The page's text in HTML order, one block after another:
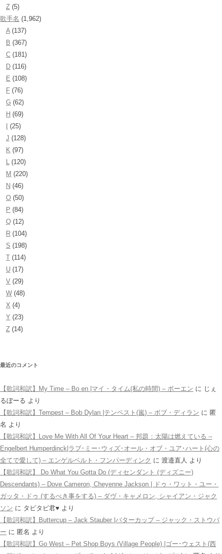
Z (5)
歌手名 (1,962)
A(137)
B (367)
C (181)
D (116)
E (108)
F (76)
G (62)
H (69)
(25)
J (128)
K (97)
L (120)
M (220)
N (46)
O (50)
P (84)
Q (12)
R (104)
S (198)
T (114)
U (17)
V (29)
W (48)
X (4)
Y (23)
Z (14)
最近のコメント
【歌詞和訳】My Time – Bo en |マイ・タイム(私の時間) – ボーエン に じぇ
るぼーる より
【歌詞和訳】Tempest – Bob Dylan |テンペスト(嵐) – ボブ・ディラン に 匿
名 より
【歌詞和訳】Love Me With All Of Your Heart – 邦題：太陽は燃えている –
Engelbert Humperdinck|ラブ･ミー･ウィズ･オール・オブ・ユア･ハート(心の
全てで愛して) – エンゲルベルト・フンパーディンク に 渡邉直人 より
【歌詞和訳】 Do What You Gotta Do (ディセンダント (ディズニー)
Descendants) – Dove Cameron, Cheyenne Jackson | ドゥ・ワット・ユー・
ガッタ・ドゥ (するべき事をする) – ダヴ・キャメロン, シャイアン・ジャク
ソン に タピタピ君♥️ より
【歌詞和訳】Buttercup – Jack Stauber |バターカップ – ジャック・ストウバ
ー に 匿名 より
【歌詞和訳】Go West – Pet Shop Boys (Village People) |ゴー･ウェスト(西